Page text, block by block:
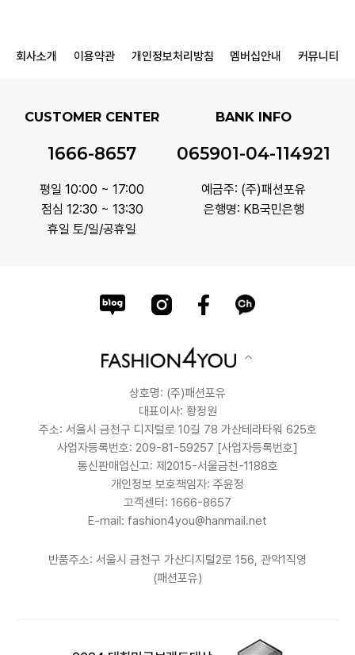
회사소개 이용약관 개인정보처리방침 멤버십안내 커뮤니티
CUSTOMER CENTER
1666-8657
평일 10:00 ~ 17:00
점심 12:30 ~ 13:30
휴일 토/일/공휴일
BANK INFO
065901-04-114921
예금주: (주)패션포유
은행명: KB국민은행
상호명: (주)패션포유
대표이사: 황정원
주소: 서울시 금천구 디지털로 10길 78 가산테라타워 625호
사업자등록번호: 209-81-59257 [사업자등록번호]
통신판매업신고: 제2015-서울금천-1188호
개인정보 보호책임자: 주윤정
고객센터: 1666-8657
E-mail: fashion4you@hanmail.net
반품주소: 서울시 금천구 가산디지털2로 156, 관악1직영
(패션포유)